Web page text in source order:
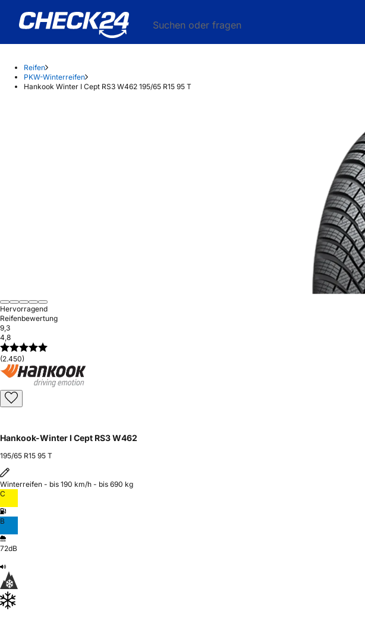
Suchen oder fragen
Reifen
PKW-Winterreifen
Hankook Winter I Cept RS3 W462 195/65 R15 95 T
Hervorragend
Reifenbewertung
9,3
4,8
(2.450)
Hankook-Winter I Cept RS3 W462
195/65 R15 95 T
Winterreifen - bis 190 km/h - bis 690 kg
C
B
72dB